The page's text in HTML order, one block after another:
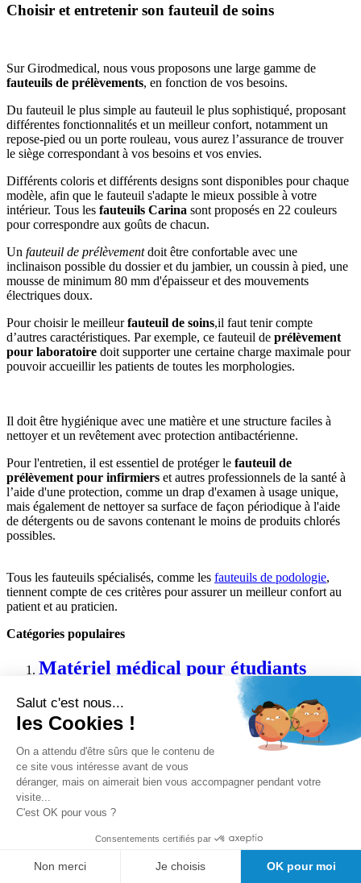
Choisir et entretenir son fauteuil de soins
Sur Girodmedical, nous vous proposons une large gamme de
fauteuils de prélèvements, en fonction de vos besoins.
Du fauteuil le plus simple au fauteuil le plus sophistiqué, proposant
différentes fonctionnalités et un meilleur confort, notamment un
repose-pied ou un porte rouleau, vous aurez l’assurance de trouver
le siège correspondant à vos besoins et vos envies.
Différents coloris et différents designs sont disponibles pour chaque
modèle, afin que le fauteuil s'adapte le mieux possible à votre
intérieur. Tous les fauteuils Carina sont proposés en 22 couleurs
pour correspondre aux goûts de chacun.
Un fauteuil de prélèvementdoit être confortable avec une
inclinaison possible du dossier et du jambier, un coussin à pied, une
mousse de minimum 80 mm d'épaisseur et des mouvements
électriques doux.
Pour choisir le meilleurfauteuil de soins,il faut tenir compte
d’autres caractéristiques. Par exemple, ce fauteuil de prélèvement
pour laboratoire doit supporter une certaine charge maximale pour
pouvoir accueillir les patients de toutes les morphologies.
Il doit être hygiénique avec une matière et une structure faciles à
nettoyer et un revêtement avec protection antibactérienne.
Pour l'entretien, il est essentiel de protéger le fauteuil de
prélèvement pour infirmiers et autres professionnels de la santé à
l’aide d'une protection, comme un drap d'examen à usage unique,
mais également de nettoyer sa surface de façon périodique à l'aide
de détergents ou de savons contenant le moins de produits chlorés
possibles.
Tous les fauteuils spécialisés, comme les fauteuils de podologie,
tiennent compte de ces critères pour assurer un meilleur confort au
patient et au praticien.
Catégories populaires
Matériel médical pour étudiants
Octobre rose
Mettez en avant votre cabinet avec
Girod Médical
Cagnotte fidélité GirodMed+
Electrocardiographes Spengler
Salut c'est nous...
les Cookies !
On a attendu d'être sûrs que le contenu de
ce site vous intéresse avant de vous
déranger, mais on aimerait bien vous accompagner pendant votre
visite...
C'est OK pour vous ?
Consentements certifiés par
Non merci Je choisis OK pour moi